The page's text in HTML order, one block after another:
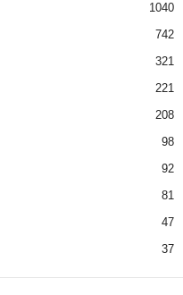
1040
742
321
221
208
98
92
81
47
37